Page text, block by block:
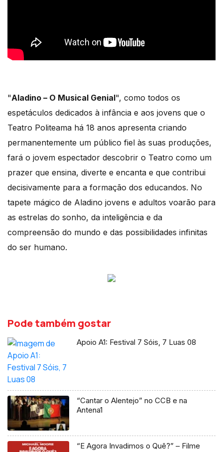
"Aladino – O Musical Genial", como todos os
espetáculos dedicados à infância e aos jovens que o
Teatro Politeama há 18 anos apresenta criando
permanentemente um público fiel às suas produções,
fará o jovem espectador descobrir o Teatro como um
prazer que ensina, diverte e encanta e que contribui
decisivamente para a formação dos educandos. No
tapete mágico de Aladino jovens e adultos voarão para
as estrelas do sonho, da inteligência e da
compreensão do mundo e das possibilidades infinitas
do ser humano.
Pode também gostar
Apoio A1: Festival 7 Sóis, 7 Luas 08
“Cantar o Alentejo” no CCB e na
Antena1
“E Agora Invadimos o Quê?” – Filme